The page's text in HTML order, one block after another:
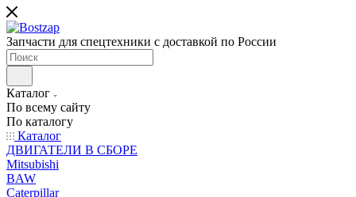
Запчасти для спецтехники с доставкой по России
Каталог
По всему сайту
По каталогу
Каталог
ДВИГАТЕЛИ В СБОРЕ
Mitsubishi
BAW
Caterpillar